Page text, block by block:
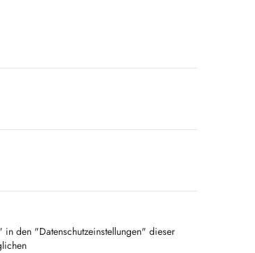
den "Datenschutzeinstellungen" dieser